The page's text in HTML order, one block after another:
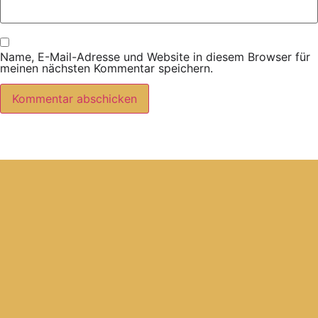
Name, E-Mail-Adresse und Website in diesem Browser für
meinen nächsten Kommentar speichern.